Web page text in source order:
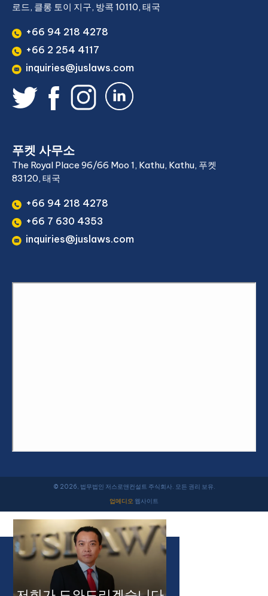
로드, 클롱 토이 지구, 방콕 10110, 태국
+66 94 218 4278
+66 2 254 4117
inquiries@juslaws.com
푸켓 사무소
The Royal Place 96/66 Moo 1, Kathu, Kathu, 푸켓
83120, 태국
+66 94 218 4278
+66 7 630 4353
inquiries@juslaws.com
© 2026, 법무법인 저스로앤컨설트 주식회사. 모든 권리 보유.
업메디오 웹사이트